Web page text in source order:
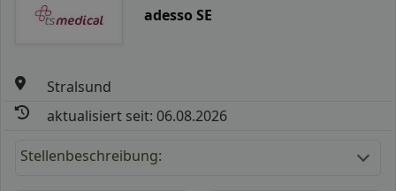
adesso SE
Stralsund
aktualisiert seit: 06.08.2026
Stellenbeschreibung: